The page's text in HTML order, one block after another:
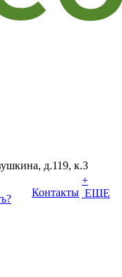
д.119, к.3
Контакты
+
ЕЩЕ